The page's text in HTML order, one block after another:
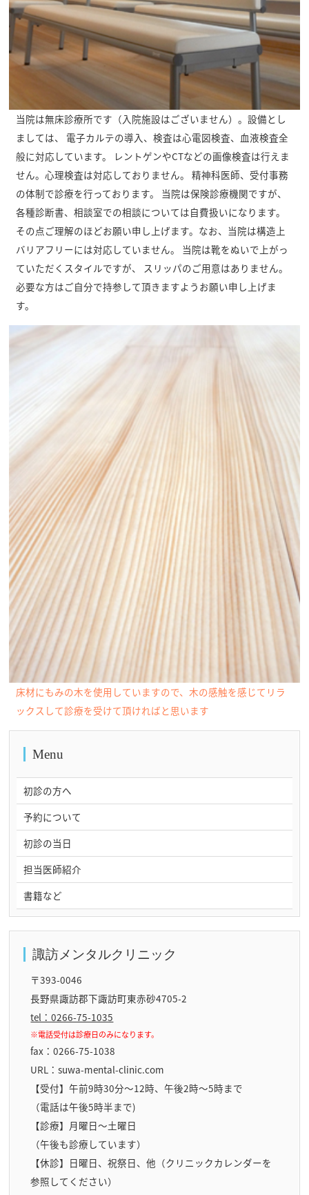
当院は無床診療所です（入院施設はございません）。設備とし
ましては、 電子カルテの導入、検査は心電図検査、血液検査全
般に対応しています。 レントゲンやCTなどの画像検査は行えま
せん。心理検査は対応しておりません。 精神科医師、受付事務
の体制で診療を行っております。 当院は保険診療機関ですが、
各種診断書、相談室での相談については自費扱いになります。
その点ご理解のほどお願い申し上げます。なお、当院は構造上
バリアフリーには対応していません。 当院は靴をぬいで上がっ
ていただくスタイルですが、 スリッパのご用意はありません。
必要な方はご自分で持参して頂きますようお願い申し上げま
す。
床材にもみの木を使用していますので、木の感触を感じてリラ
ックスして診療を受けて頂ければと思います
Menu
初診の方へ
予約について
初診の当日
担当医師紹介
書籍など
諏訪メンタルクリニック
〒393-0046
長野県諏訪郡下諏訪町東赤砂4705-2
tel：0266-75-1035
※電話受付は診療日のみになります。
fax：0266-75-1038
URL：suwa-mental-clinic.com
【受付】午前9時30分～12時、午後2時～5時まで
（電話は午後5時半まで)
【診療】月曜日～土曜日
（午後も診療しています）
【休診】日曜日、祝祭日、他（クリニックカレンダーを
参照してください）